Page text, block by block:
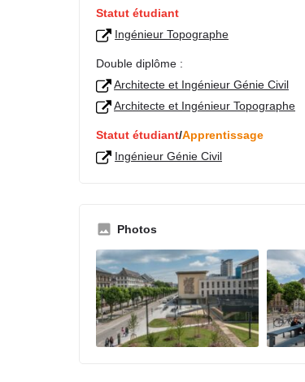
Statut étudiant
Ingénieur Topographe
Double diplôme :
Architecte et Ingénieur Génie Civil
Architecte et Ingénieur Topographe
Statut étudiant/Apprentissage
Ingénieur Génie Civil
Photos